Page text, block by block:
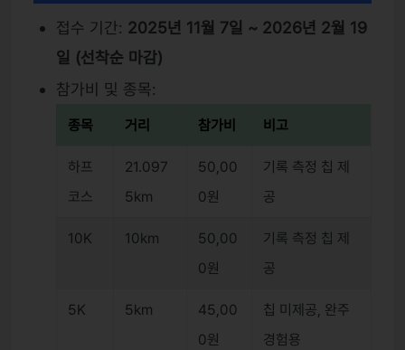
접수 기간: 2025년 11월 7일 ~ 2026년 2월 19
일 (선착순 마감)
참가비 및 종목:
종목 거리 참가비 비고
하프
코스
21.097
5km
50,00
0원
기록 측정 칩 제
공
10K 10km
50,00
0원
기록 측정 칩 제
공
5K 5km
45,00
0원
칩 미제공, 완주
경험용